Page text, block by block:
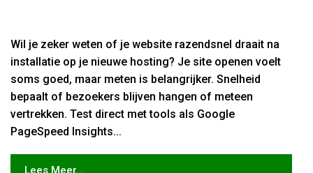
Wil je zeker weten of je website razendsnel draait na
installatie op je nieuwe hosting? Je site openen voelt
soms goed, maar meten is belangrijker. Snelheid
bepaalt of bezoekers blijven hangen of meteen
vertrekken. Test direct met tools als Google
PageSpeed Insights...
Lees Meer...